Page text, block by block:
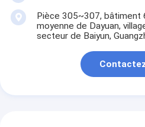
Pièce 305~307, bâtiment
moyenne de Dayuan,
secteur de Baiyun,